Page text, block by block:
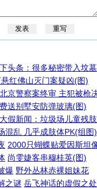
头条：很多秘密带入坟墓
红佛山灭门案疑凶(图)
京警察案终审 主犯被枪
送别墅安防弹玻璃(图)
假新闻：垃圾场儿童残肢
混乱 几乎成肢体PK(组图)
2000只蝴蝶贴爱因斯坦
尚雯婕客串穆桂英(图)
爆 野外丛林赤裸姐妹花
之谜 岳飞神话的虚假之处